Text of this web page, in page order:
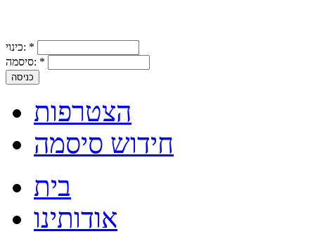
כינוי: *
סיסמה: *
הצטרפות
חידוש סיסמה
בית
אודותינו